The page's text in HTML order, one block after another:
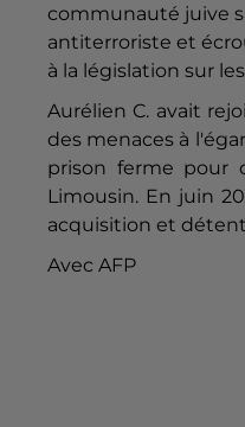
communauté juive
antiterroriste et
à la législation sur
Aurélien C. avait
des menaces à
prison ferme pour
Limousin. En juin
acquisition et
Avec AFP